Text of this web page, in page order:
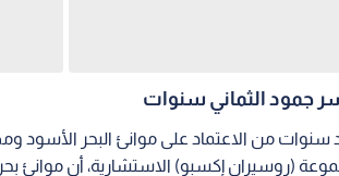
جمود الثماني سنوات
سنوات من الاعتماد على موانئ البحر
(روسيران إكسبو) الاستشارية، أن موانئ